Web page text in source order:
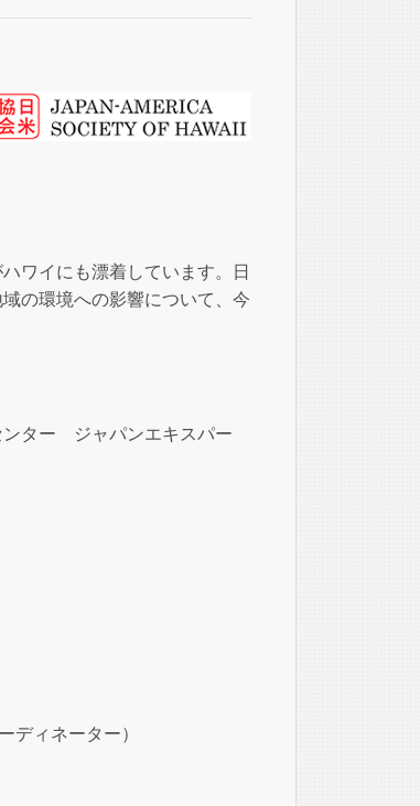
ワイにも漂着しています。日
の環境への影響について、今
ンター ジャパンエキスパー
ディネーター）